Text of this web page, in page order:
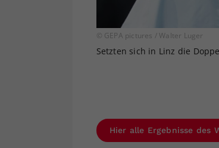
© GEPA pictures / Walter Luger
Setzten sich in Linz die
Hier alle Ergebnisse des